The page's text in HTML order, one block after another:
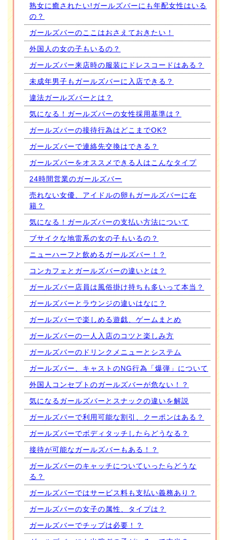
熟女に癒されたい!ガールズバーにも年配女性はいる
の？
ガールズバーのここはおさえておきたい！
外国人の女の子もいるの？
ガールズバー来店時の服装にドレスコードはある？
未成年男子もガールズバーに入店できる？
違法ガールズバーとは？
気になる！ガールズバーの女性採用基準は？
ガールズバーの接待行為はどこまでOK?
ガールズバーで連絡先交換はできる？
ガールズバーをオススメできる人はこんなタイプ
24時間営業のガールズバー
売れない女優、アイドルの卵もガールズバーに在
籍？
気になる！ガールズバーの支払い方法について
ブサイクな地雷系の女の子もいるの？
ニューハーフと飲めるガールズバー！？
コンカフェとガールズバーの違いとは？
ガールズバー店員は風俗掛け持ちも多いって本当？
ガールズバーとラウンジの違いはなに？
ガールズバーで楽しめる遊戯、ゲームまとめ
ガールズバーの一人入店のコツと楽しみ方
ガールズバーのドリンクメニューとシステム
ガールズバー、キャストのNG行為「爆弾」について
外国人コンセプトのガールズバーが危ない！？
気になるガールズバーとスナックの違いを解説
ガールズバーで利用可能な割引、クーポンはある？
ガールズバーでボディタッチしたらどうなる？
接待が可能なガールズバーもある！？
ガールズバーのキャッチについていったらどうな
る？
ガールズバーではサービス料も支払い義務あり？
ガールズバーの女子の属性、タイプは？
ガールズバーでチップは必要！？